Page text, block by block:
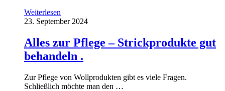
Weiterlesen
23. September 2024
Alles zur Pflege – Strickprodukte gut
behandeln .
Zur Pflege von Wollprodukten gibt es viele Fragen.
Schließlich möchte man den …